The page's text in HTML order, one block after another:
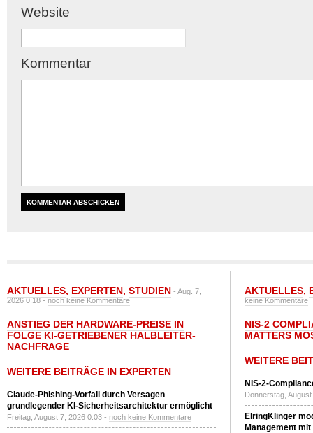
Website
Kommentar
AKTUELLES, EXPERTEN, STUDIEN - Aug. 7,
2026 0:18 -noch keine Kommentare
ANSTIEG DER HARDWARE-PREISE IN
FOLGE KI-GETRIEBENER HALBLEITER-
NACHFRAGE
WEITERE BEITRÄGE IN EXPERTEN
Claude-Phishing-Vorfall durch Versagen
grundlegender KI-Sicherheitsarchitektur ermöglicht
Freitag, August 7, 2026 0:03 - noch keine Kommentare
AKTUELLES,
keine Kommentare
NIS-2
MATTERS
WEITERE
NIS-2-
Donnerstag,
ElringKlinger
Management